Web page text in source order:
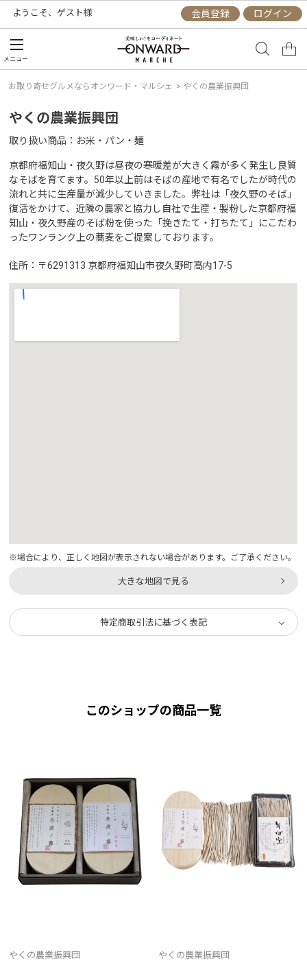
ようこそ、 ゲスト様 会員登録 ログイン
メニュー
お取り寄せグルメならオンワード・マルシェ > やくの農業振興団
やくの農業振興団
取り扱い商品 お米・パン・麺
京都府福知山・夜久野は昼夜の寒暖差が大きく霧が多く発生し良質
なそばを育てます。50年以上前はそばの産地で有名でしたが時代の
流れと共に生産量が減少していきました。弊社は「夜久野のそば」
復活をかけて、近隣の農家と協力し自社で生産・製粉した京都府福
知山・夜久野産のそば粉を使った「挽きたて・打ちたて」にこだわ
ったワンランク上の蕎麦をご提案しております。
住所 〒6291313 京都府福知山市夜久野町高内17-5
※場合により、正しく地図が表示されない場合があります。ご了承ください。
大きな地図で見る
特定商取引法に基づく表記
このショップの商品一覧
やくの農業振興団 やくの農業振興団